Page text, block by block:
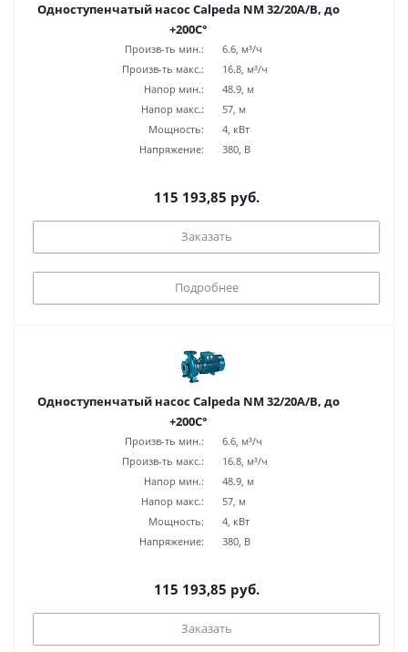
Одноступенчатый насос Calpeda NM 32/20A/B, до
+200С°
Произв-ть мин.:
6.6, м³/ч
Произв-ть макс.:
16.8, м³/ч
Напор мин.:
48.9, м
Напор макс.:
57, м
Мощность:
4, кВт
Напряжение:
380, В
115 193,85 руб.
Заказать
Подробнее
Одноступенчатый насос Calpeda NM 32/20A/B, до
+200С°
Произв-ть мин.:
6.6, м³/ч
Произв-ть макс.:
16.8, м³/ч
Напор мин.:
48.9, м
Напор макс.:
57, м
Мощность:
4, кВт
Напряжение:
380, В
115 193,85 руб.
Заказать